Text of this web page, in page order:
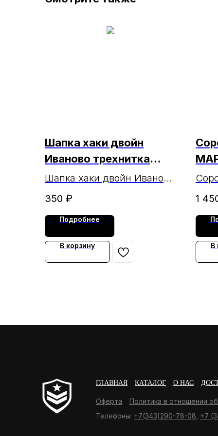
Шапка хаки двойн
Иваново трехнитка
МАРКА
Шапка хаки двойн Иваново
МАРКА
350 ₽
Подробнее
В корзину
1
В
ГЛАВНАЯ КАТАЛОГ О НАС
Оферта Политика в отношении
Телефоны: +7(343)290-78-08 +7